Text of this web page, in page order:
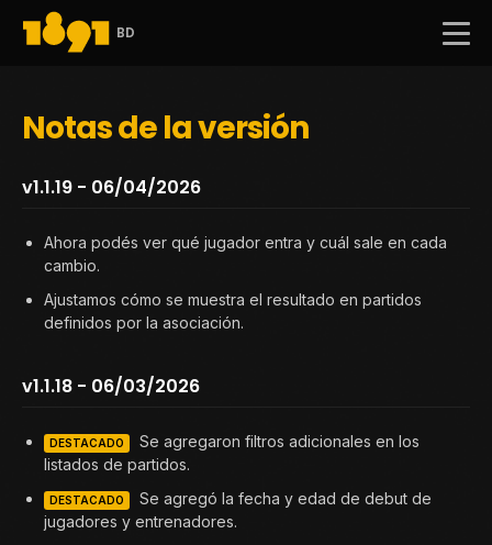
BD
Notas de la versión
v1.1.19 - 06/04/2026
Ahora podés ver qué jugador entra y cuál sale en cada
cambio.
Ajustamos cómo se muestra el resultado en partidos
definidos por la asociación.
v1.1.18 - 06/03/2026
DESTACADO
Se agregaron filtros adicionales en los
listados de partidos.
DESTACADO
Se agregó la fecha y edad de debut de
jugadores y entrenadores.